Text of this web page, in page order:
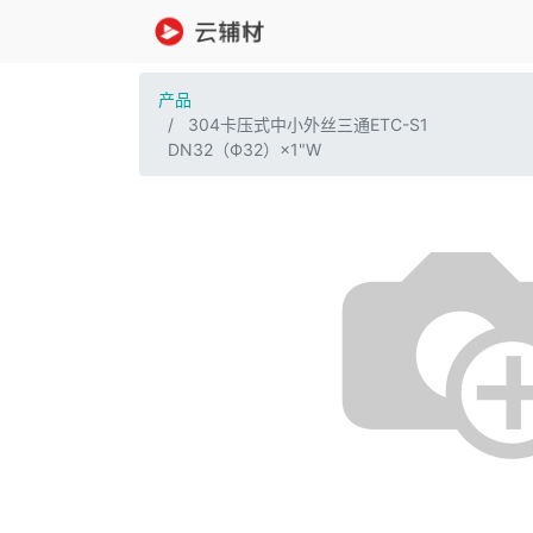
产品
304卡压式中小外丝三通ETC-S1
DN32（Ф32）×1"W